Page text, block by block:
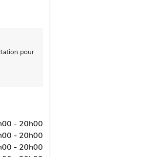
pour
- 20h00
- 20h00
- 20h00